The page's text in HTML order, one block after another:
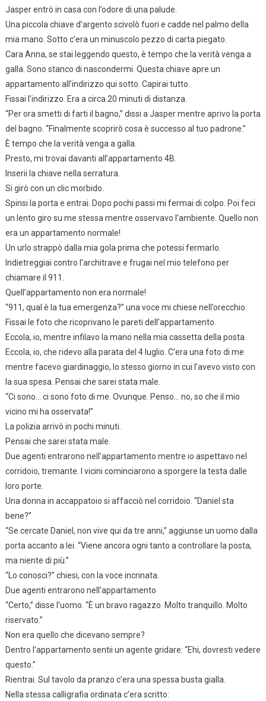
Jasper entrò in casa con l’odore di una palude.
Una piccola chiave d’argento scivolò fuori e cadde nel palmo della
mia mano. Sotto c’era un minuscolo pezzo di carta piegato.
Cara Anna, se stai leggendo questo, è tempo che la verità venga a
galla. Sono stanco di nascondermi. Questa chiave apre un
appartamento all’indirizzo qui sotto. Capirai tutto.
Fissai l’indirizzo. Era a circa 20 minuti di distanza.
“Per ora smetti di farti il bagno,” dissi a Jasper mentre aprivo la porta
del bagno. “Finalmente scoprirò cosa è successo al tuo padrone.”
È tempo che la verità venga a galla.
Presto, mi trovai davanti all’appartamento 4B.
Inserii la chiave nella serratura.
Si girò con un clic morbido.
Spinsi la porta e entrai. Dopo pochi passi mi fermai di colpo. Poi feci
un lento giro su me stessa mentre osservavo l’ambiente. Quello non
era un appartamento normale!
Un urlo strappò dalla mia gola prima che potessi fermarlo.
Indietreggiai contro l’architrave e frugai nel mio telefono per
chiamare il 911.
Quell’appartamento non era normale!
“911, qual è la tua emergenza?” una voce mi chiese nell’orecchio.
Fissai le foto che ricoprivano le pareti dell’appartamento.
Eccola, io, mentre infilavo la mano nella mia cassetta della posta.
Eccola, io, che ridevo alla parata del 4 luglio. C’era una foto di me
mentre facevo giardinaggio, lo stesso giorno in cui l’avevo visto con
la sua spesa. Pensai che sarei stata male.
“Ci sono… ci sono foto di me. Ovunque. Penso… no, so che il mio
vicino mi ha osservata!”
La polizia arrivò in pochi minuti.
Pensai che sarei stata male.
Due agenti entrarono nell’appartamento mentre io aspettavo nel
corridoio, tremante. I vicini cominciarono a sporgere la testa dalle
loro porte.
Una donna in accappatoio si affacciò nel corridoio. “Daniel sta
bene?”
“Se cercate Daniel, non vive qui da tre anni,” aggiunse un uomo dalla
porta accanto a lei. “Viene ancora ogni tanto a controllare la posta,
ma niente di più.”
“Lo conosci?” chiesi, con la voce incrinata.
Due agenti entrarono nell’appartamento
“Certo,” disse l’uomo. “È un bravo ragazzo. Molto tranquillo. Molto
riservato.”
Non era quello che dicevano sempre?
Dentro l’appartamento sentii un agente gridare: “Ehi, dovresti vedere
questo.”
Rientrai. Sul tavolo da pranzo c’era una spessa busta gialla.
Nella stessa calligrafia ordinata c’era scritto: